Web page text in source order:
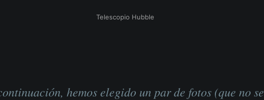
Telescopio Hubble
hemos elegido un par de fotos (que no se